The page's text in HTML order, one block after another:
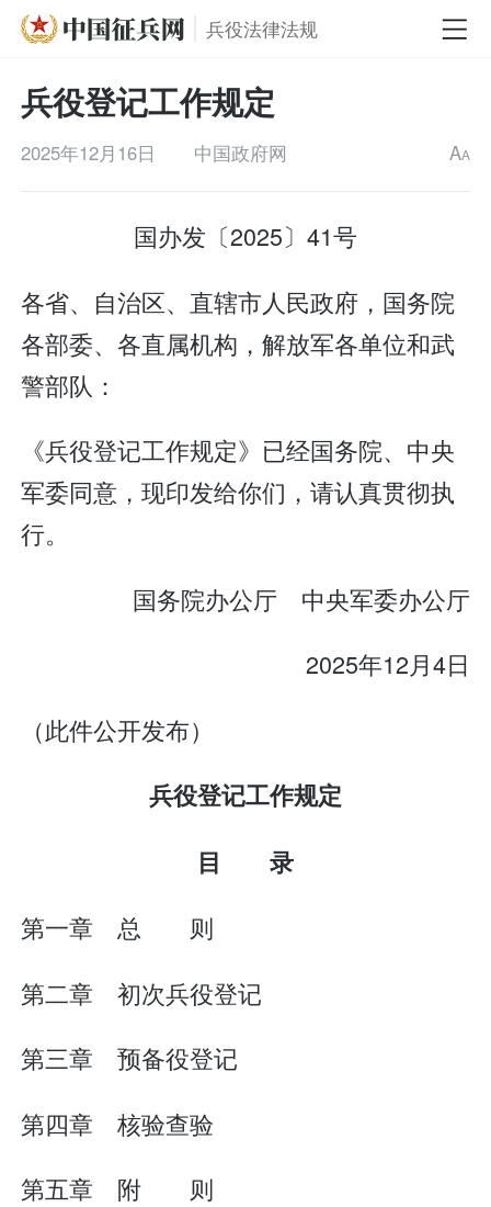
兵役法律法规
兵役登记工作规定
2025年12月16日 中国政府网 AA
国办发〔2025〕41号
各省、自治区、直辖市人民政府，国务院
各部委、各直属机构，解放军各单位和武
警部队：
《兵役登记工作规定》已经国务院、中央
军委同意，现印发给你们，请认真贯彻执
行。
国务院办公厅 中央军委办公厅
2025年12月4日
（此件公开发布）
兵役登记工作规定
目 录
第一章 总 则
第二章 初次兵役登记
第三章 预备役登记
第四章 核验查验
第五章 附 则